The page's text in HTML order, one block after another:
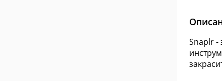
Snaplr